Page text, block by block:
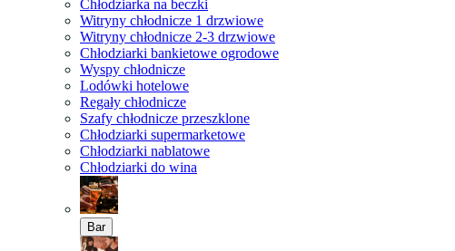
Chłodziarka na beczki
Witryny chłodnicze 1 drzwiowe
Witryny chłodnicze 2-3 drzwiowe
Chłodziarki bankietowe ogrodowe
Wyspy chłodnicze
Lodówki hotelowe
Regały chłodnicze
Szafy chłodnicze przeszklone
Chłodziarki supermarketowe
Chłodziarki nablatowe
Chłodziarki do wina
Bar